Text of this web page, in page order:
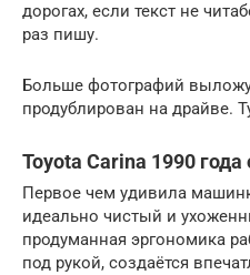
дорогах, если текст не
раз пишу.
Больше фотографий
продублирован на драйве.
Toyota Carina 1990
Первое чем удивила
идеально чистый и
продуманная эргономика
под рукой, создаётся